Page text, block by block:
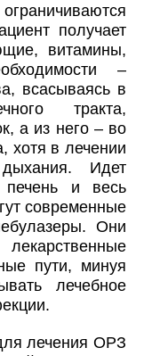
получает
витамины,
–
всасываясь в
тракта,
а из него – во
хотя в лечении
Идет
печень и весь
современные
Они
пути, минуя
лечебное
лечения ОРЗ